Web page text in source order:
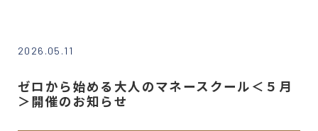
2026.05.11
ゼロから始める大人のマネースクール＜５月
＞開催のお知らせ